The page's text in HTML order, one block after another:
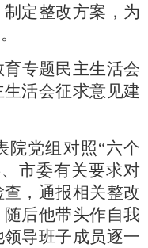
定整改方案，为
专题民主生活会
活会征求意见建
院党组对照“六个
市委有关要求对
，通报相关整改
后他带头作自我
导班子成员逐一